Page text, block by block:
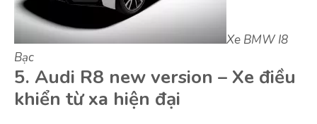
Xe BMW I8
Bạc
5. Audi R8 new version – Xe điều
khiển từ xa hiện đại